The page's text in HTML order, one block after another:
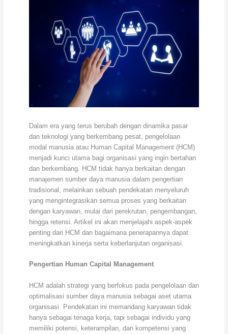
Dalam era yang terus berubah dengan dinamika pasar
dan teknologi yang berkembang pesat, pengelolaan
modal manusia atau Human Capital Management (HCM)
menjadi kunci utama bagi organisasi yang ingin bertahan
dan berkembang. HCM tidak hanya berkaitan dengan
manajemen sumber daya manusia dalam pengertian
tradisional, melainkan sebuah pendekatan menyeluruh
yang mengintegrasikan semua proses yang berkaitan
dengan karyawan, mulai dari perekrutan, pengembangan,
hingga retensi. Artikel ini akan menjelajahi aspek-aspek
penting dari HCM dan bagaimana penerapannya dapat
meningkatkan kinerja serta keberlanjutan organisasi.
Pengertian Human Capital Management
HCM adalah strategi yang berfokus pada pengelolaan dan
optimalisasi sumber daya manusia sebagai aset utama
organisasi. Pendekatan ini memandang karyawan tidak
hanya sebagai tenaga kerja, tapi sebagai individu yang
memiliki potensi, keterampilan, dan kompetensi yang